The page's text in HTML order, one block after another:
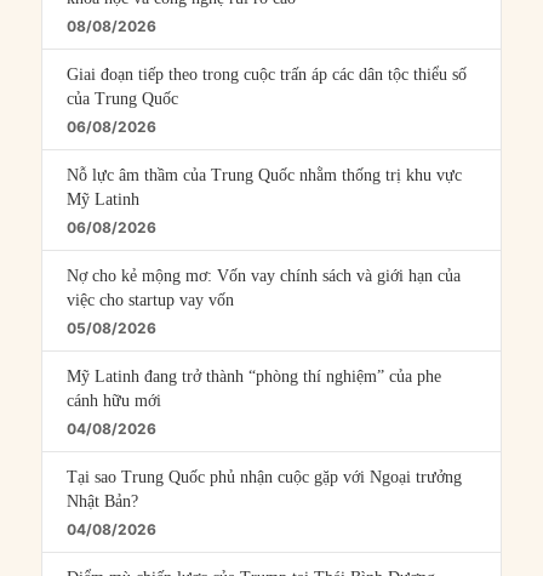
08/08/2026
Giai đoạn tiếp theo trong cuộc trấn áp các dân tộc thiểu số
của Trung Quốc
06/08/2026
Nỗ lực âm thầm của Trung Quốc nhằm thống trị khu vực
Mỹ Latinh
06/08/2026
Nợ cho kẻ mộng mơ: Vốn vay chính sách và giới hạn của
việc cho startup vay vốn
05/08/2026
Mỹ Latinh đang trở thành “phòng thí nghiệm” của phe
cánh hữu mới
04/08/2026
Tại sao Trung Quốc phủ nhận cuộc gặp với Ngoại trưởng
Nhật Bản?
04/08/2026